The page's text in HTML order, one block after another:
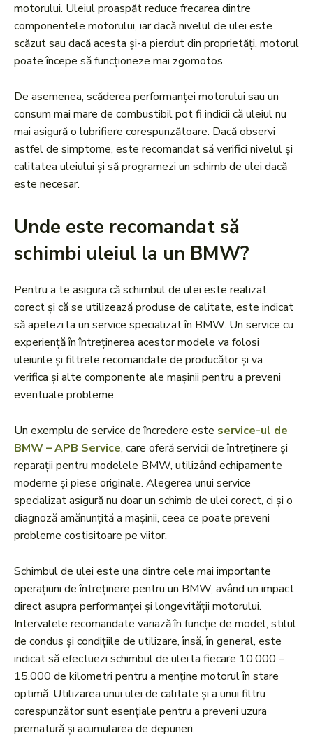
motorului. Uleiul proaspăt reduce frecarea dintre
componentele motorului, iar dacă nivelul de ulei este
scăzut sau dacă acesta și-a pierdut din proprietăți, motorul
poate începe să funcționeze mai zgomotos.
De asemenea, scăderea performanței motorului sau un
consum mai mare de combustibil pot fi indicii că uleiul nu
mai asigură o lubrifiere corespunzătoare. Dacă observi
astfel de simptome, este recomandat să verifici nivelul și
calitatea uleiului și să programezi un schimb de ulei dacă
este necesar.
Unde este recomandat să
schimbi uleiul la un BMW?
Pentru a te asigura că schimbul de ulei este realizat
corect și că se utilizează produse de calitate, este indicat
să apelezi la un service specializat în BMW. Un service cu
experiență în întreținerea acestor modele va folosi
uleiurile și filtrele recomandate de producător și va
verifica și alte componente ale mașinii pentru a preveni
eventuale probleme.
Un exemplu de service de încredere este service-ul de
BMW – APB Service, care oferă servicii de întreținere și
reparații pentru modelele BMW, utilizând echipamente
moderne și piese originale. Alegerea unui service
specializat asigură nu doar un schimb de ulei corect, ci și o
diagnoză amănunțită a mașinii, ceea ce poate preveni
probleme costisitoare pe viitor.
Schimbul de ulei este una dintre cele mai importante
operațiuni de întreținere pentru un BMW, având un impact
direct asupra performanței și longevității motorului.
Intervalele recomandate variază în funcție de model, stilul
de condus și condițiile de utilizare, însă, în general, este
indicat să efectuezi schimbul de ulei la fiecare 10.000 –
15.000 de kilometri pentru a menține motorul în stare
optimă. Utilizarea unui ulei de calitate și a unui filtru
corespunzător sunt esențiale pentru a preveni uzura
prematură și acumularea de depuneri.